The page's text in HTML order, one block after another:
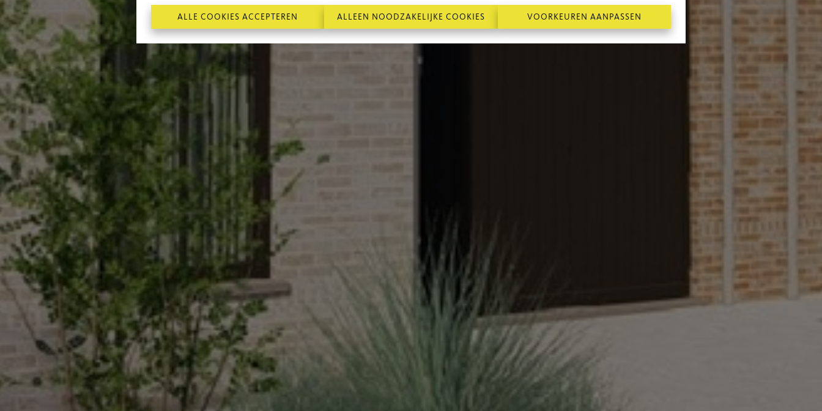
ALLE COOKIES ACCEPTEREN ALLEEN NOODZAKELIJKE COOKIES VOORKEUREN AANPASSEN